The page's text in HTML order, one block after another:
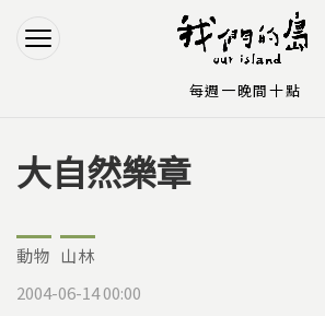
Jump to Navigation
Jump to Main content
您在這裡
大自然樂章
動物 山林
2004-06-14 00:00
每週一晚間十點